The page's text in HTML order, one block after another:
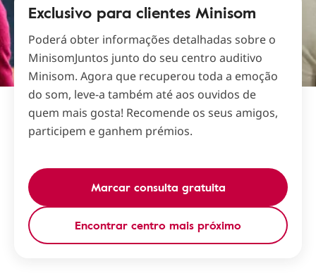
Exclusivo para clientes Minisom
Poderá obter informações detalhadas sobre o
MinisomJuntos junto do seu centro auditivo
Minisom. Agora que recuperou toda a emoção
do som, leve-a também até aos ouvidos de
quem mais gosta! Recomende os seus amigos,
participem e ganhem prémios.
Marcar consulta gratuita
Encontrar centro mais próximo